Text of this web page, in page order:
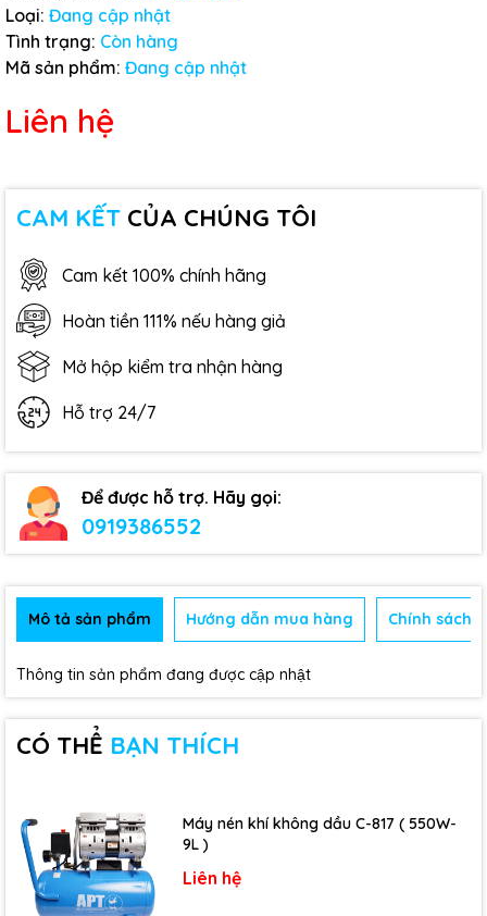
Loại: Đang cập nhật
Tình trạng: Còn hàng
Mã sản phẩm: Đang cập nhật
Liên hệ
CAM KẾT CỦA CHÚNG TÔI
Cam kết 100% chính hãng
Hoàn tiền 111% nếu hàng giả
Mở hộp kiểm tra nhận hàng
Hỗ trợ 24/7
Để được hỗ trợ. Hãy gọi:
0919386552
Mô tả sản phẩm Hướng dẫn mua hàng Chính sách
Thông tin sản phẩm đang được cập nhật
CÓ THỂ BẠN THÍCH
Máy nén khí không dầu C-817 ( 550W-
9L )
Liên hệ